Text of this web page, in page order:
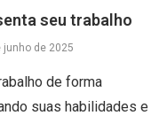
seu trabalho
junho de 2025
de forma
suas habilidades e